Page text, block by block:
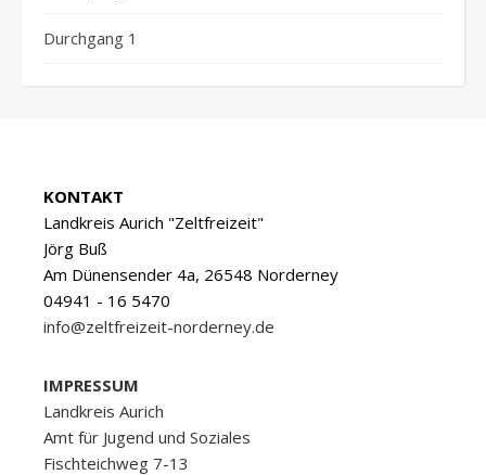
Durchgang 1
KONTAKT
Landkreis Aurich "Zeltfreizeit"
Jörg Buß
Am Dünensender 4a, 26548 Norderney
04941 - 16 5470
info@zeltfreizeit-norderney.de
IMPRESSUM
Landkreis Aurich
Amt für Jugend und Soziales
Fischteichweg 7-13